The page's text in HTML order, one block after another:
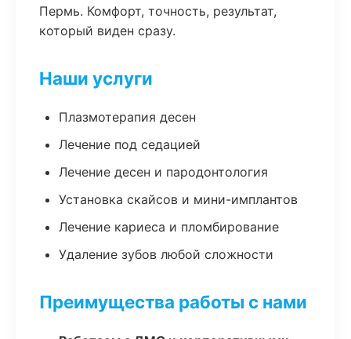
Пермь. Комфорт, точность, результат,
который виден сразу.
Наши услуги
Плазмотерапия десен
Лечение под седацией
Лечение десен и пародонтология
Установка скайсов и мини-имплантов
Лечение кариеса и пломбирование
Удаление зубов любой сложности
Преимущества работы с нами